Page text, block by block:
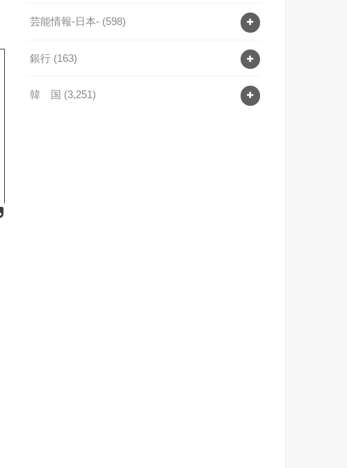
芸能情報-日本- (598)
銀行 (163)
韓 国 (3,251)